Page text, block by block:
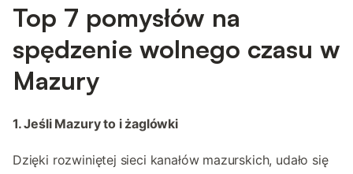
Top 7 pomysłów na
spędzenie wolnego czasu w
Mazury
1. Jeśli Mazury to i żaglówki
Dzięki rozwiniętej sieci kanałów mazurskich, udało się